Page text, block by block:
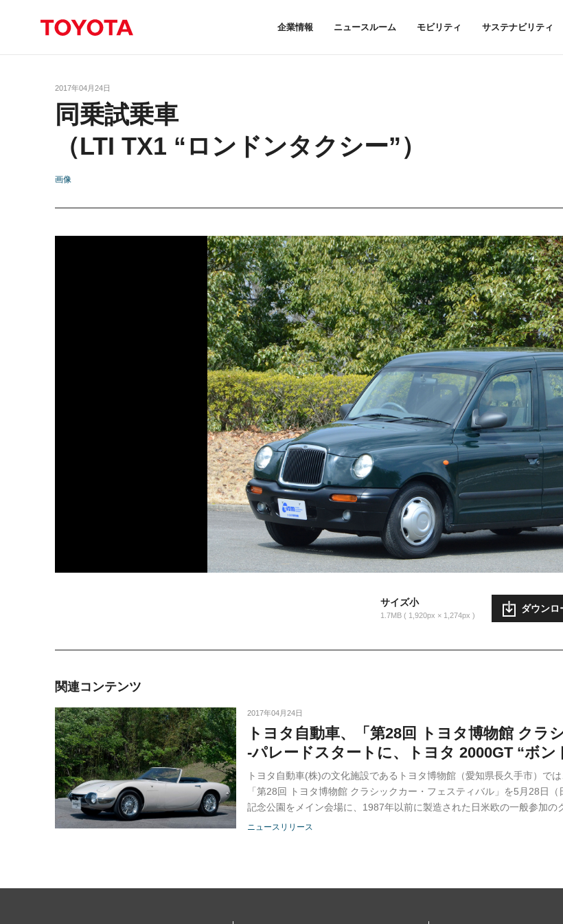
企業情報 ニュースルーム モビリティ サステナビリティ
2017年04月24日
同乗試乗車
（LTI TX1 “ロンドンタクシー”）
画像
サイズ小
1.7MB 1,920px × 1,274px
ダウンロ
関連コンテンツ
2017年04月24日
トヨタ自動車、「第28回 トヨタ博物館 ク
-パレードスタートに、トヨタ 2000GT “ボン
トヨタ自動車(株)の文化施設であるトヨタ博物館（愛知県長久手市）で
「第28回 トヨタ博物館 クラシックカー・フェスティバル」を5月28日
記念公園をメイン会場に、1987年以前に製造された日米欧の一般参加
る。
ニュースリリース